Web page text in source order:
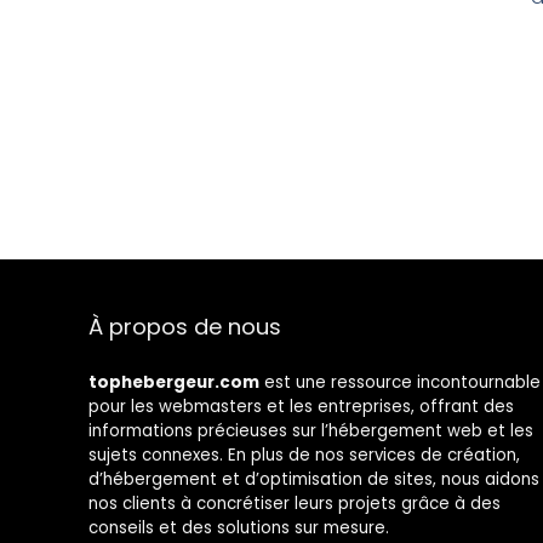
À propos de nous
tophebergeur.comest une ressource incontournable
pour les webmasters et les entreprises, offrant des
informations précieuses sur l’hébergement web et les
sujets connexes. En plus de nos services de création,
d’hébergement et d’optimisation de sites, nous aidons
nos clients à concrétiser leurs projets grâce à des
conseils et des solutions sur mesure.